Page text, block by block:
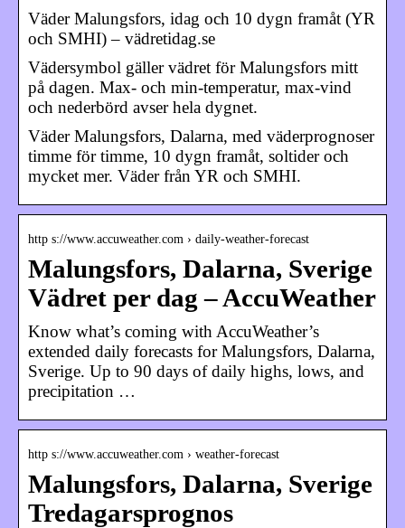
Väder Malungsfors, idag och 10 dygn framåt (YR
och SMHI) – vädretidag.se
Vädersymbol gäller vädret för Malungsfors mitt
på dagen. Max- och min-temperatur, max-vind
och nederbörd avser hela dygnet.
Väder Malungsfors, Dalarna, med väderprognoser
timme för timme, 10 dygn framåt, soltider och
mycket mer. Väder från YR och SMHI.
http s://www.accuweather.com › daily-weather-forecast
Malungsfors, Dalarna, Sverige
Vädret per dag – AccuWeather
Know what’s coming with AccuWeather’s
extended daily forecasts for Malungsfors, Dalarna,
Sverige. Up to 90 days of daily highs, lows, and
precipitation …
http s://www.accuweather.com › weather-forecast
Malungsfors, Dalarna, Sverige
Tredagarsprognos